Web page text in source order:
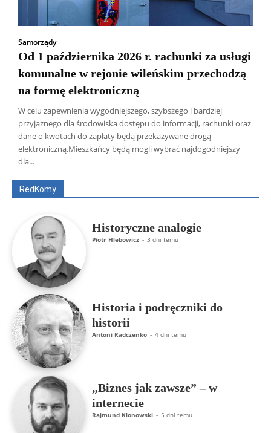
Samorządy
Od 1 października 2026 r. rachunki za usługi
komunalne w rejonie wileńskim przechodzą
na formę elektroniczną
W celu zapewnienia wygodniejszego, szybszego i bardziej
przyjaznego dla środowiska dostępu do informacji, rachunki oraz
dane o kwotach do zapłaty będą przekazywane drogą
elektroniczną.Mieszkańcy będą mogli wybrać najdogodniejszy
dla...
RedKomy
Wszyscy Aleksander Borowik
Antoni Radczenko
Artur Płokszto
Grzegorz Górny
Historyczne analogie
Piotr Hlebowicz - 3 dni temu
Historia i podręczniki do
historii
Antoni Radczenko - 4 dni temu
„Biznes jak zawsze” – w
internecie
Rajmund Klonowski - 5 dni temu